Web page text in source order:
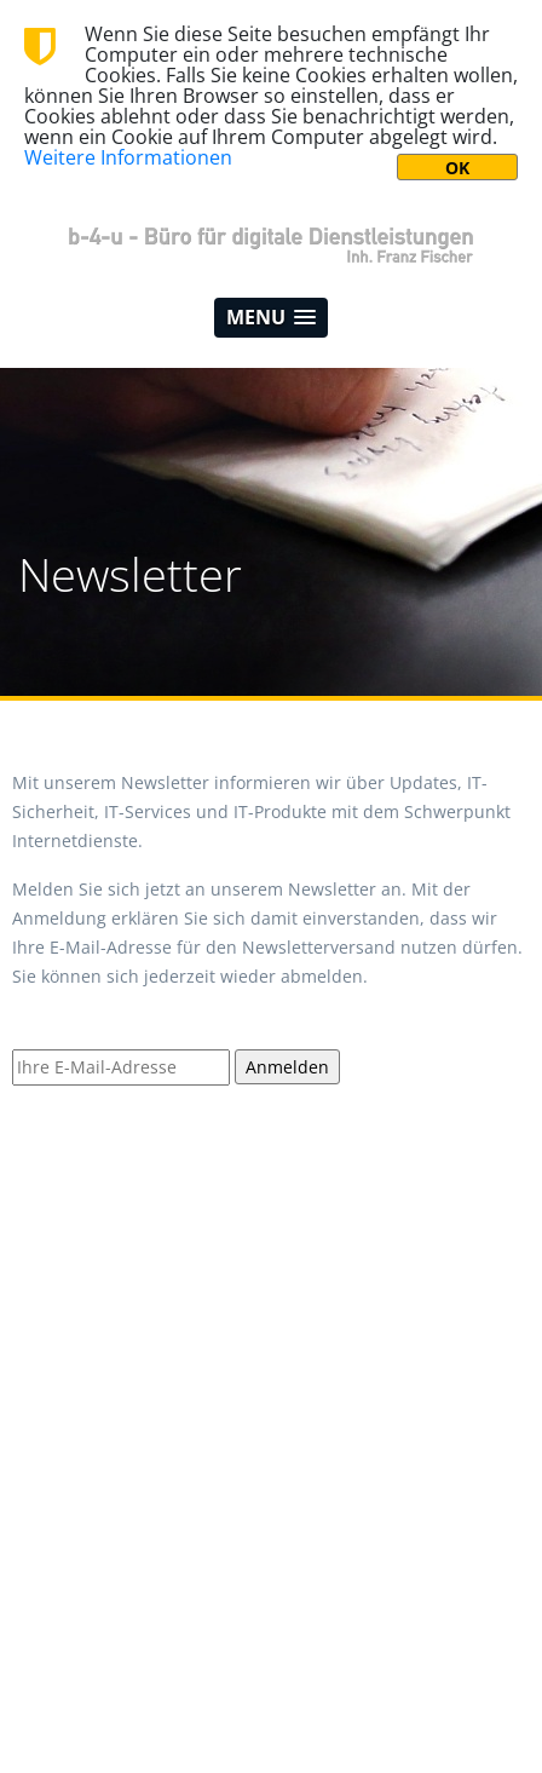
Wenn Sie diese Seite besuchen empfängt Ihr
Computer ein oder mehrere technische
Cookies. Falls Sie keine Cookies erhalten wollen,
können Sie Ihren Browser so einstellen, dass er
Cookies ablehnt oder dass Sie benachrichtigt werden,
wenn ein Cookie auf Ihrem Computer abgelegt wird.
Weitere Informationen
MENU
Newsletter
Mit unserem Newsletter informieren wir über Updates, IT-
Sicherheit, IT-Services und IT-Produkte mit dem Schwerpunkt
Internetdienste.
Melden Sie sich jetzt an unserem Newsletter an. Mit der
Anmeldung erklären Sie sich damit einverstanden, dass wir
Ihre E-Mail-Adresse für den Newsletterversand nutzen dürfen.
Sie können sich jederzeit wieder abmelden.
Anmelden